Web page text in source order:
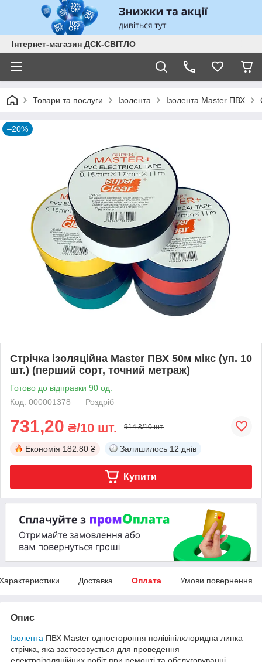
Інтернет-магазин ДСК-СВІТЛО
Товари та послуги Ізолента Ізолента Master ПВХ
–20%
Стрічка ізоляційна Master ПВХ 50м мікс (уп. 10
шт.) (перший сорт, точний метраж)
Готово до відправки 90 од.
Код: 000001378
Роздріб
731,20 ₴/10 шт. 914 ₴/10 шт.
Економія 182.80 ₴ Залишилось 12 днів
Купити
Доставка Оплата Умови повернення
Опис
Ізолента ПВХ Master одностороння полівінілхлоридна липка
стрічка, яка застосовується для проведення